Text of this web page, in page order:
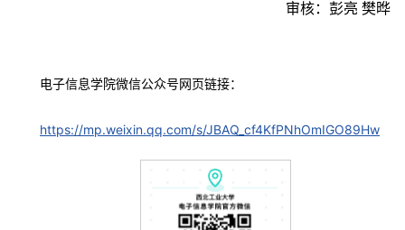
审核：彭亮 樊晔
电子信息学院微信公众号网页链接：
https://mp.weixin.qq.com/s/JBAQ_cf4KfPNhOmIGO89Hw